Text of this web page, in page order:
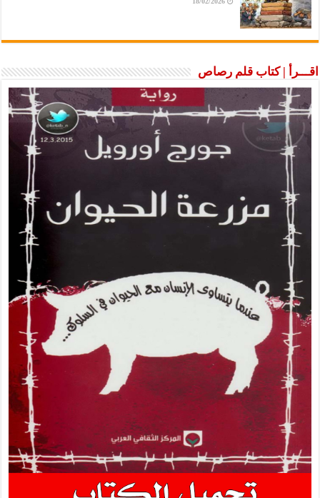
اقـــرأ | كتاب قلم رصاص